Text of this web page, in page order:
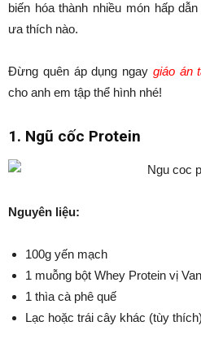
biến hóa thành nhiều món hấp
ưa thích nào.
Đừng quên áp dụng ngay giáo án
cho anh em tập thể hình nhé!
1. Ngũ cốc Protein
Nguyên liệu:
100g yến mạch
1 muỗng bột Whey Protein vị
1 thìa cà phê quế
Lạc hoặc trái cây khác (tùy thích)